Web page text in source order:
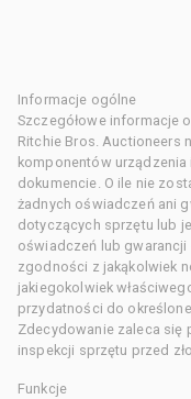
Informacje ogólne
Szczegółowe informacje
Ritchie Bros. Auctioneers
komponentów urządzenia
dokumencie. O ile nie
żadnych oświadczeń ani
dotyczących sprzętu lub
oświadczeń lub
zgodności z jakąkolwiek
jakiegokolwiek
przydatności do
Zdecydowanie zaleca się
inspekcji sprzętu przed
Funkcje